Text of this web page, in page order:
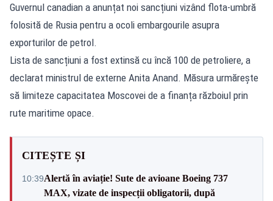
Guvernul canadian a anunțat noi sancțiuni vizând flota‑umbră
folosită de Rusia pentru a ocoli embargourile asupra
exporturilor de petrol.
Lista de sancțiuni a fost extinsă cu încă 100 de petroliere, a
declarat ministrul de externe Anita Anand. Măsura urmărește
să limiteze capacitatea Moscovei de a finanța războiul prin
rute maritime opace.
CITEȘTE ȘI
10:39Alertă în aviație! Sute de avioane Boeing 737
MAX, vizate de inspecții obligatorii, după